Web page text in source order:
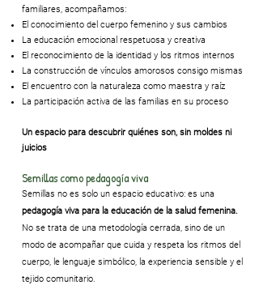
familiares, acompañamos:
El conocimiento del cuerpo femenino y sus cambios
La educación emocional respetuosa y creativa
El reconocimiento de la identidad y los ritmos internos
La construcción de vínculos amorosos consigo mismas
El encuentro con la naturaleza como maestra y raíz
La participación activa de las familias en su proceso
Un espacio para descubrir quiénes son, sin moldes ni
juicios
Semillas como pedagogía viva
Semillas no es solo un espacio educativo: es una
pedagogía viva para la educación de la salud femenina.
No se trata de una metodología cerrada, sino de un
modo de acompañar que cuida y respeta los ritmos del
cuerpo, le lenguaje simbólico, la experiencia sensible y el
tejido comunitario.